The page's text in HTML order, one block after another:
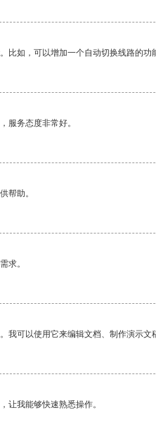
如，可以增加一个自动切换线路的
服务态度非常好。
帮助。
求。
可以使用它来编辑文档、制作演示文
让我能够快速熟悉操作。